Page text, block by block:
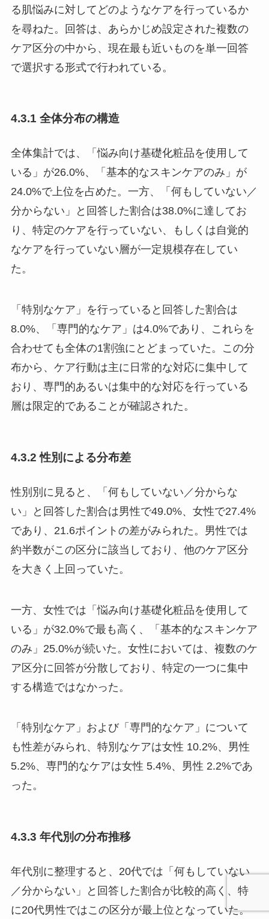
る肌悩みに対してどのようなケアを行っているか
を尋ねた。回答は、あらかじめ設定された複数の
ケア区分の中から、現在最も近いものを単一回答
で選択する形式で行われている。
4.3.1 全体分布の構造
全体集計では、「悩み向け基礎化粧品を使用して
いる」が26.0%、「基本的なスキンケアのみ」が
24.0%で上位を占めた。一方、「何もしていない／
分からない」と回答した割合は38.0%に達してお
り、特定のケアを行っていない、もしくは自覚的
なケアを行っていない層が一定規模存在してい
た。
「特別なケア」を行っていると回答した割合は
8.0%、「専門的なケア」は4.0%であり、これらを
合わせても全体の1割強にとどまっていた。この分
布から、ケア行動は主に日常的な対応に集中して
おり、専門的あるいは集中的な対応を行っている
層は限定的であることが確認された。
4.3.2 性別による分布差
性別別に見ると、「何もしていない／分からな
い」と回答した割合は男性で49.0%、女性で27.4%
であり、21.6ポイントの差がみられた。男性では
約半数がこの区分に該当しており、他のケア区分
を大きく上回っていた。
一方、女性では「悩み向け基礎化粧品を使用して
いる」が32.0%で最も高く、「基本的なスキンケア
のみ」25.0%が続いた。女性においては、複数のケ
ア区分に回答が分散しており、特定の一つに集中
する構造ではなかった。
「特別なケア」および「専門的なケア」について
も性差がみられ、特別なケアは女性 10.2%、男性
5.2%、専門的なケアは女性 5.4%、男性 2.2%であ
った。
4.3.3 年代別の分布推移
年代別に整理すると、20代では「何もしていない
／分からない」と回答した割合が比較的高く、特
に20代男性ではこの区分が最上位となっていた。